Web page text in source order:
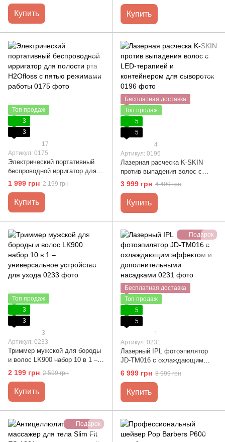
Купить Купить
Топ продаж
3
3
17
Артикул: 0175
Электрический портативный
беспроводной ирригатор для
полости рта H2Ofloss с пятью
режимами работы
1 999 грн 2 199 грн
Купить
Бесплатная доставка
Топ продаж
5
5
4
Артикул: 0196
Лазерная расческа K-SKIN
против выпадения волос с
LED-терапией и контейнером
для сывороток
3 999 грн 4 499 грн
Купить
Топ продаж
3
3
3
Артикул: 0233
Триммер мужской для бороды
и волос LK900 набор 10 в 1 –
универсальное устройство для
2 199 грн 2 599 грн
Купить
Подарок
Бесплатная доставка
Топ продаж
5
5
1
Артикул: 0231
Лазерный IPL фотоэпилятор
JD-TM016 с охлаждающим
эффектом и дополнительными
насадками
6 999 грн 8 999 грн
Купить
Подарок